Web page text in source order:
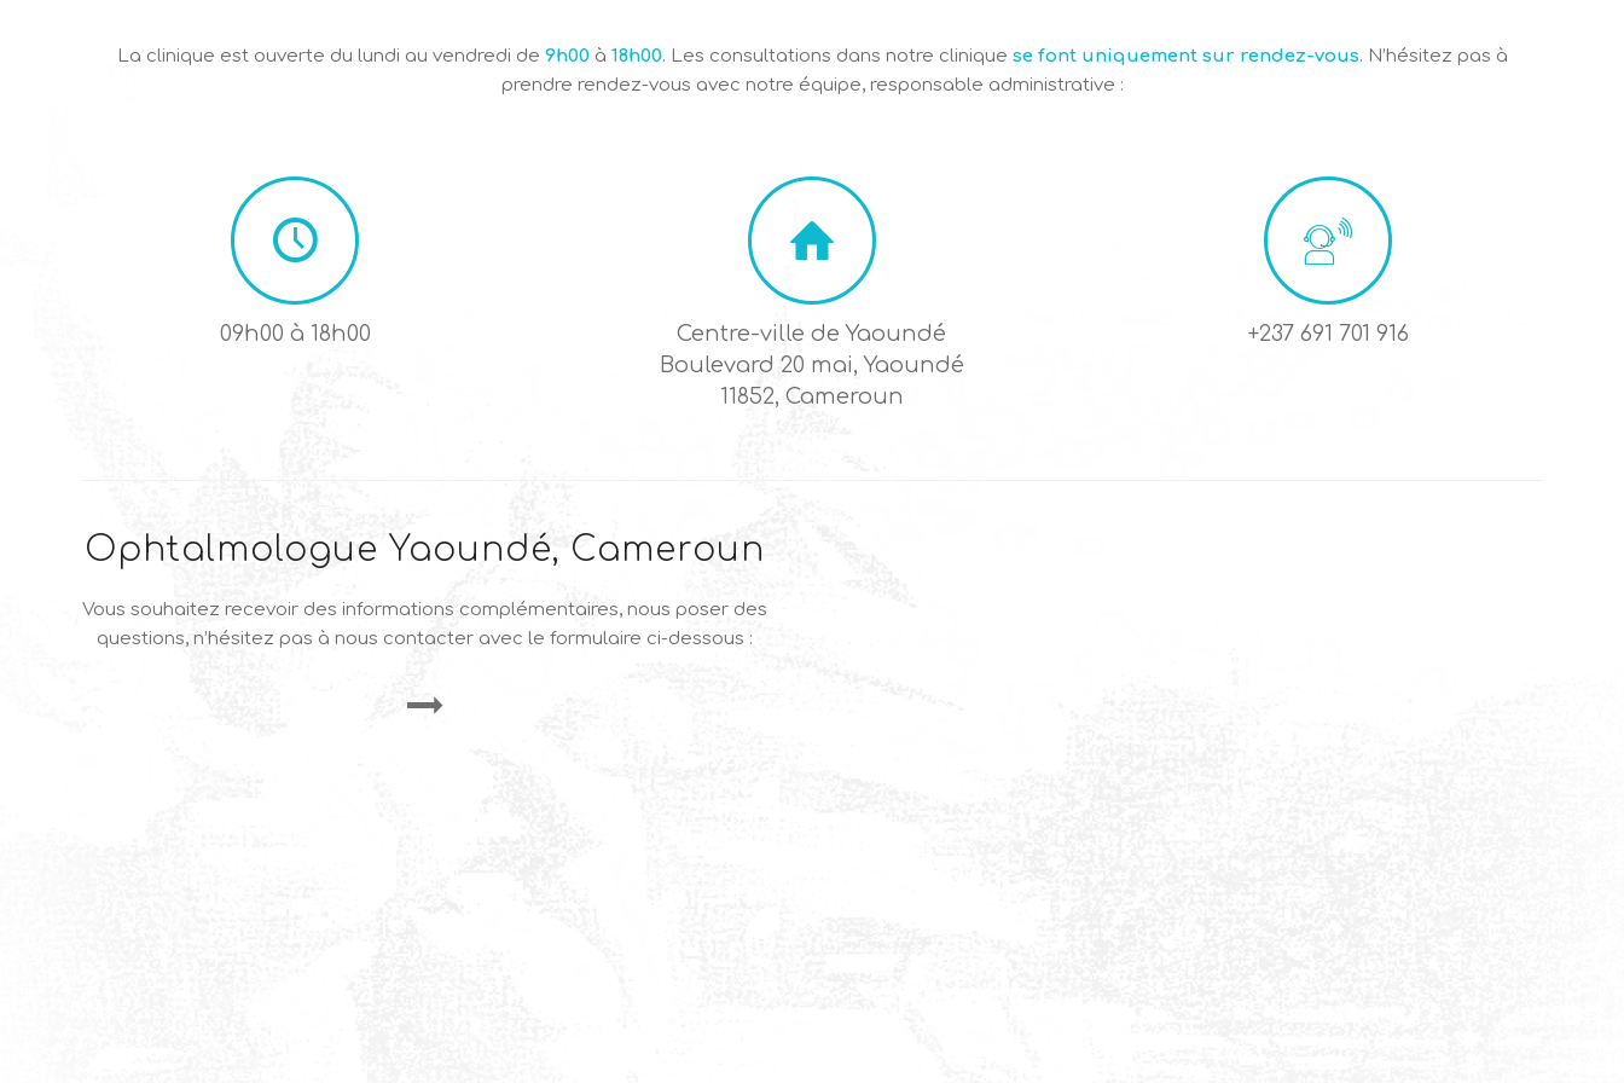
La clinique est ouverte du lundi au vendredi de 9h00à 18h00. Les consultations dans notre clinique se font uniquement sur rendez-vous. N’hésitez pas à
prendre rendez-vous avec notre équipe, responsable administrative :
09h00 à 18h00
Centre-ville de Yaoundé
Boulevard 20 mai, Yaoundé
11852, Cameroun
+237 691 701 916
Ophtalmologue Yaoundé, Cameroun
Vous souhaitez recevoir des informations complémentaires, nous poser des
questions, n’hésitez pas à nous contacter avec le formulaire ci-dessous :